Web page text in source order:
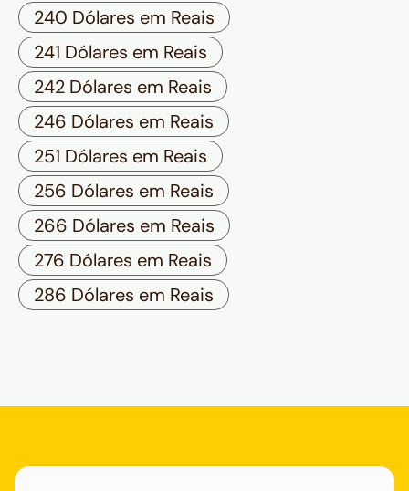
240 Dólares em Reais
241 Dólares em Reais
242 Dólares em Reais
246 Dólares em Reais
251 Dólares em Reais
256 Dólares em Reais
266 Dólares em Reais
276 Dólares em Reais
286 Dólares em Reais